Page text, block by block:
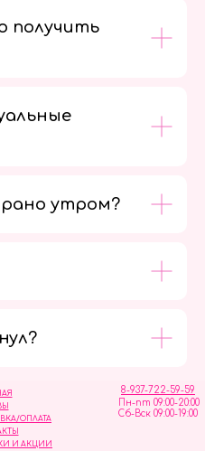
получить
утром?
ОПЛАТА
И АКЦИИ
8-937-722-59-59
Пн-пт 09:00-20:00
Сб-Вск 09:00-19:00